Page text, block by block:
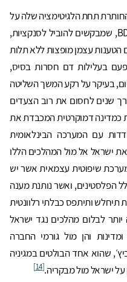
תחת הלגיטימציה שלה על
ידי גורמים שונים, ובראשם ארגוני ה-BDS, שמבקשים להוביל לסנקציות,
עצמן מופצות ללא תלות
בעלילות דם חסרות בסיס,
בעיקר על רקע המשך השליטה
שנים לחסום את רוב הצעדים
כמדינה דמוקרטית המכבדת את
עם המערכה הבינלאומית
ישראל אל מול המהלכים הללו
שיפוטית עצמאית אשר יש
הפלסטינים, ואשר נותנת מענה
ותיתפס כבלתי רלוונטית
יותר לבלום מהלכים נגד ישראל
והן מול גורמי החברה
שהוא אחד הבולטים במגיניה
על ישראל מול מבקריה.[14]